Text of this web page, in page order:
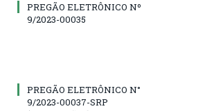
PREGÃO ELETRÔNICO Nº
9/2023-00035
PREGÃO ELETRÔNICO N°
9/2023-00037-SRP